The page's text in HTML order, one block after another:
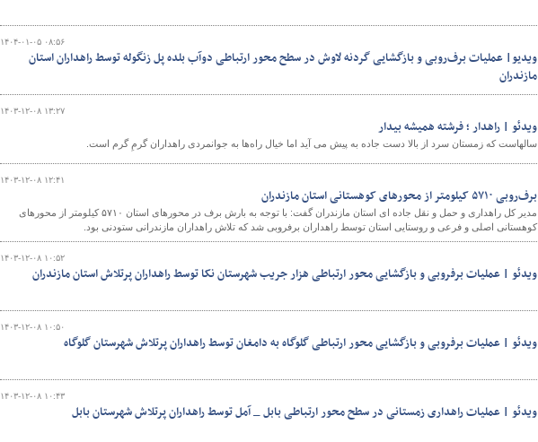
۱۴۰۴-۰۱-۰۵ ۰۸:۵۶
ویدیو| عملیات برف‌روبی و بازگشایی گردنه لاوش در سطح محور ارتباطی دوآب بلده پل زنگوله توسط راهداران استان
مازندران ‌
۱۴۰۳-۱۲-۰۸ ۱۳:۲۷
ویدئو | راهدار ؛ فرشته همیشه بیدار
سالهاست که زمستان سرد از بالا دست جاده به پیش می آید اما خیال راه‌ها به جوانمردی راهداران گرمِ گرم است.
۱۴۰۳-۱۲-۰۸ ۱۲:۴۱
برف‌روبی ۵۷۱۰ کیلومتر از محورهای کوهستانی استان مازندران
مدیر کل راهداری و حمل و نقل جاده ای استان مازندران گفت: با توجه به بارش برف در محورهای استان ۵۷۱۰ کیلومتر از محورهای
کوهستانی اصلی و فرعی و روستایی استان توسط راهداران برفروبی شد که تلاش راهداران مازندرانی ستودنی بود.
۱۴۰۳-۱۲-۰۸ ۱۰:۵۲
ویدئو | عملیات برفروبی و بازگشایی محور ارتباطی هزار جریب شهرستان نکا توسط راهداران پرتلاش استان مازندران
۱۴۰۳-۱۲-۰۸ ۱۰:۵۰
ویدئو | عملیات برفروبی و بازگشایی محور ارتباطی گلوگاه به دامغان توسط راهداران پرتلاش شهرستان گلوگاه ‌
۱۴۰۳-۱۲-۰۸ ۱۰:۴۳
ویدئو | عملیات راهداری زمستانی در سطح محور ارتباطی بابل _ آمل توسط راهداران پرتلاش شهرستان بابل